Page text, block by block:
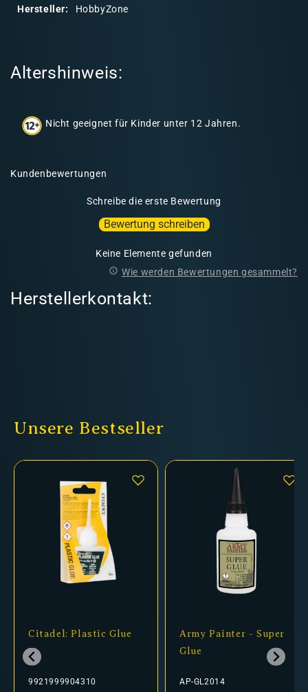
n
Hersteller: HobbyZone
Altershinweis:
Nicht geeignet für Kinder unter 12 Jahren.
Kundenbewertungen
Schreibe die erste Bewertung
Bewertung schreiben
Keine Elemente gefunden
Wie werden Bewertungen gesammelt?
Herstellerkontakt:
Unsere Bestseller
Citadel: Plastic Glue
9921999904310
Army Painter - Super
Glue
AP-GL2014